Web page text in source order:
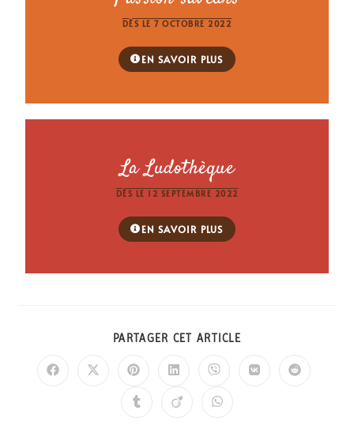
DÈS LE 7 OCTOBRE 2022
EN SAVOIR PLUS
La Ludothèque
DÈS LE 12 SEPTEMBRE 2022
EN SAVOIR PLUS
PARTAGER CET ARTICLE